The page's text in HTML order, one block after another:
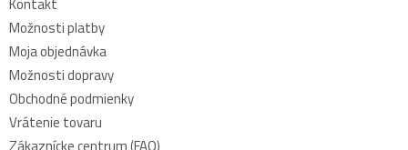
Možnosti platby
Moja objednávka
Možnosti dopravy
Obchodné podmienky
Vrátenie tovaru
Zákaznícke centrum (FAQ)